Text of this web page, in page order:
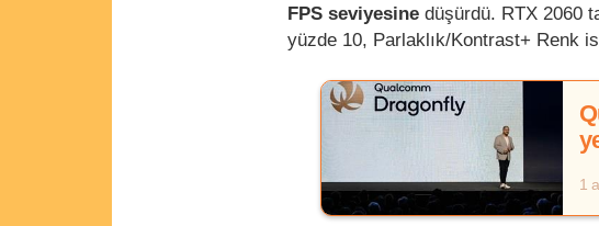
FPS seviyesine düşürdü. RTX 2060
yüzde 10, Parlaklık/Kontrast+ Renk
1